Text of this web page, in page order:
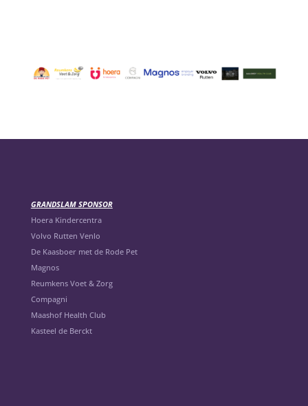
GRANDSLAM SPONSOR
Hoera Kindercentra
Volvo Rutten Venlo
De Kaasboer met de Rode Pet
Magnos
Reumkens Voet & Zorg
Compagni
Maashof Health Club
Kasteel de Berckt